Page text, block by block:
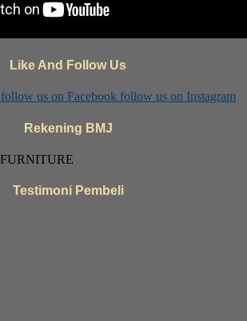
Like And Follow Us
follow us on Facebook follow us on Instagram
Rekening BMJ
Testimoni Pembeli